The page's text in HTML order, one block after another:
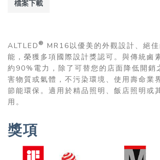
檔案下載
ALTLED ® MR16以優美的外觀設計、絕
能，榮獲多項國際設計獎認可。與傳統鹵
約90%電力，除了可替您的店面降低開銷
害物質或氣體，不污染環境、使用壽命業
節能環保。適用於精品照明、飯店照明或
用。
獎項